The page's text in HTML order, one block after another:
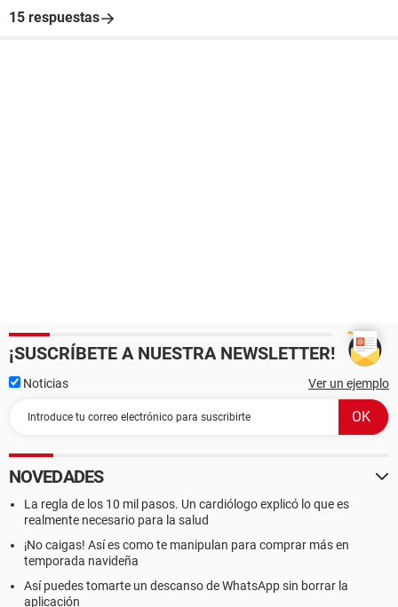
15 respuestas
¡SUSCRÍBETE A NUESTRA NEWSLETTER!
Noticias Ver un ejemplo
NOVEDADES
La regla de los 10 mil pasos. Un cardiólogo explicó lo que es
realmente necesario para la salud
¡No caigas! Así es como te manipulan para comprar más en
temporada navideña
Así puedes tomarte un descanso de WhatsApp sin borrar la
aplicación